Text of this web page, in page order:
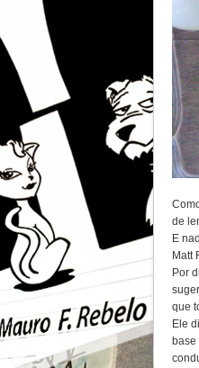
de
E
Matt
Por
que
Ele
base